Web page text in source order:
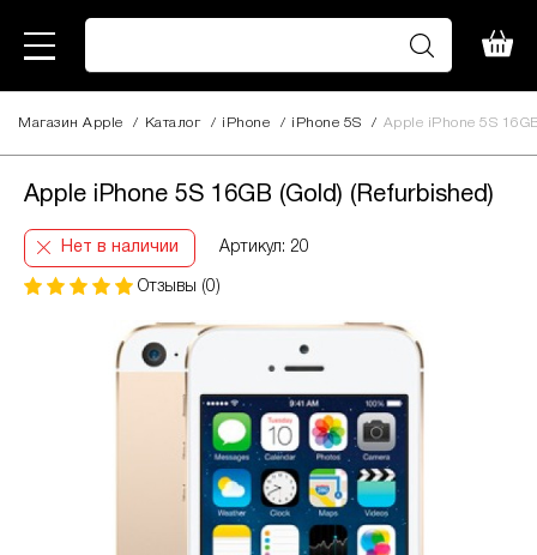
Магазин Apple / Каталог / iPhone / iPhone 5S / Apple iPhone 5S
Apple iPhone 5S 16GB (Gold) (Refurbished)
Нет в наличии Артикул: 20
Отзывы (0)